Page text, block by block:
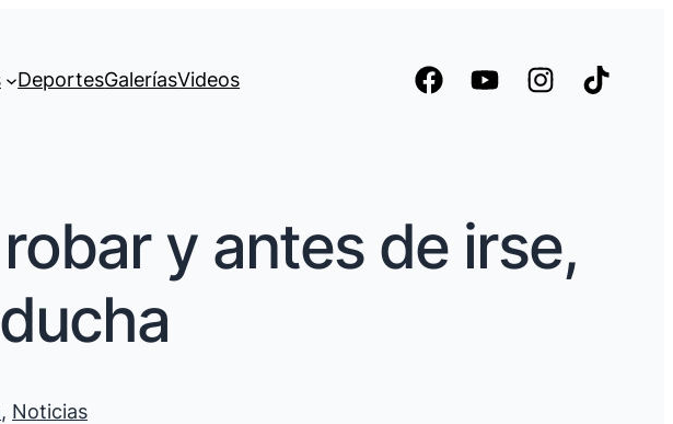
DeportesGaleríasVideos
y antes de irse,
, Noticias